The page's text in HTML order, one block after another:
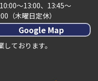
10:00～13:00、13:45～
（木曜日定休）
Google Map
ております。